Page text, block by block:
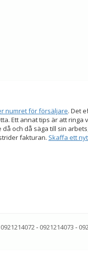
numret för försäljare. Det
Ett annat tips är att ringa
och då säga till sin
fakturan. Skaffa ett
0921214072- 0921214073 -